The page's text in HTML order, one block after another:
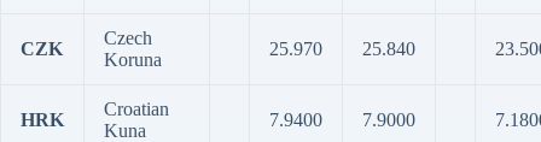
CZK
Czech
Koruna
25.970 25.840
HRK
Croatian
Kuna
7.9400 7.9000